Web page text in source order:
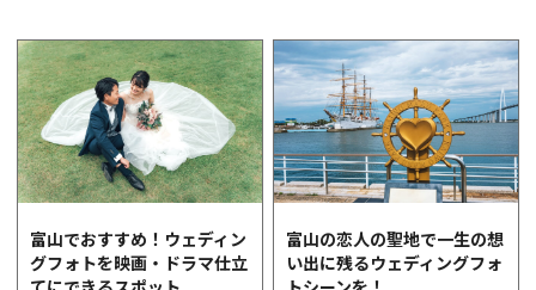
商品カテゴリ
ショップ
AFFLUXについて
AFFLUXの永久保証®
無限大のオーダーメイド
ゆびわ言葉®
富山でおすすめ！ウェディン
グフォトを映画・ドラマ仕立
富山の恋人の聖地で一生の想
い出に残るウェディングフォ